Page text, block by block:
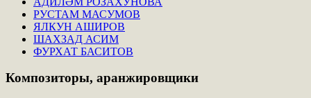
РУСТАМ МАСУМОВ
ЯЛКУН АШИРОВ
ШАХЗАД АСИМ
ФУРХАТ БАСИТОВ
Композиторы, аранжировщики